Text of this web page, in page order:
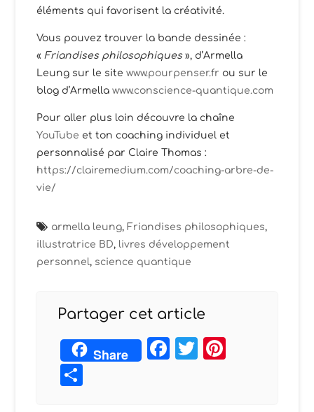
éléments qui favorisent la créativité.
Vous pouvez trouver la bande dessinée :
«Friandises philosophiques», d’Armella
Leung sur le sitewww.pourpenser.fr ou sur le
blog d’Armellawww.conscience-quantique.com
Pour aller plus loin découvre la chaîne
YouTube et ton coaching individuel et
personnalisé par Claire Thomas :
https://clairemedium.com/coaching-arbre-de-
vie/
armella leung, Friandises philosophiques,
illustratrice BD, livres développement
personnel, science quantique
Partager cet article
Share Facebook
Twitter